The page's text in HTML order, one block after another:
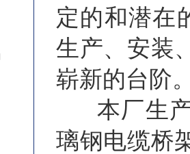
定的和潜在
生产、安装
崭新的台阶
本厂生产
璃钢电缆桥